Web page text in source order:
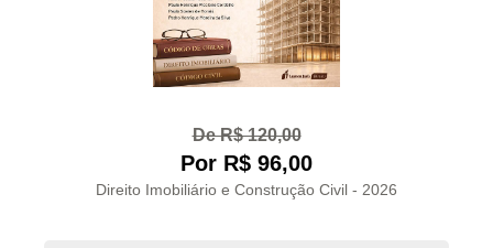
De R$ 120,00
Por R$ 96,00
Direito Imobiliário e Construção Civil - 2026